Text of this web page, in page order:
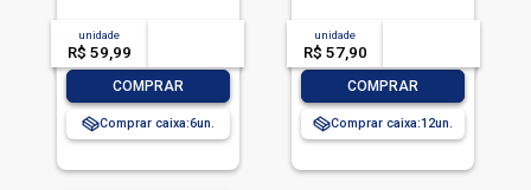
unidade
R$ 59,99
COMPRAR
Comprar caixa:6
unidade
R$ 57,90
COMPRAR
Comprar caixa:12